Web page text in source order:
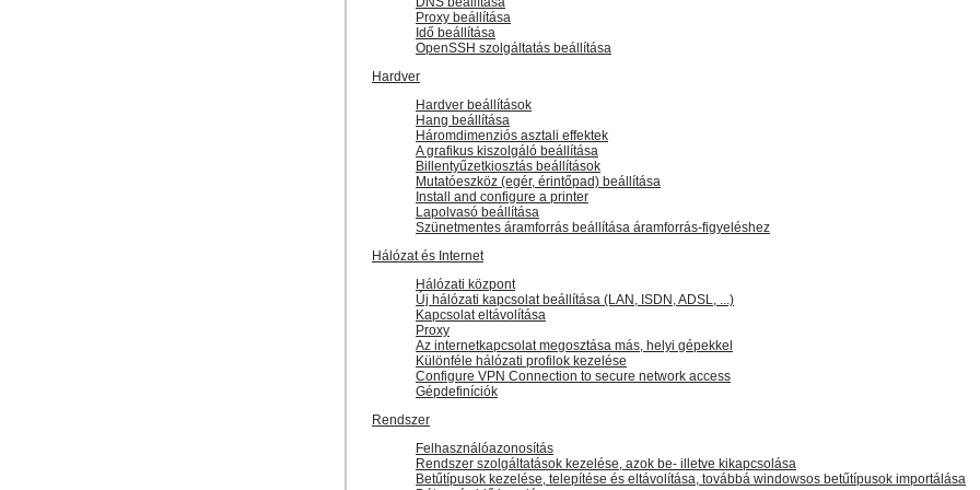
Proxy beállítása
Idő beállítása
OpenSSH szolgáltatás beállítása
Hardver
Hardver beállítások
Hang beállítása
Háromdimenziós asztali effektek
A grafikus kiszolgáló beállítása
Billentyűzetkiosztás beállítások
Mutatóeszköz (egér, érintőpad) beállítása
Install and configure a printer
Lapolvasó beállítása
Szünetmentes áramforrás beállítása áramforrás-figyeléshez
Hálózat és Internet
Hálózati központ
Új hálózati kapcsolat beállítása (LAN, ISDN, ADSL, ...)
Kapcsolat eltávolítása
Proxy
Az internetkapcsolat megosztása más, helyi gépekkel
Különféle hálózati profilok kezelése
Configure VPN Connection to secure network access
Gépdefiníciók
Rendszer
Felhasználóazonosítás
Rendszer szolgáltatások kezelése, azok be- illetve kikapcsolása
Betűtípusok kezelése, telepítése és eltávolítása, továbbá windowsos betűtípusok importálása